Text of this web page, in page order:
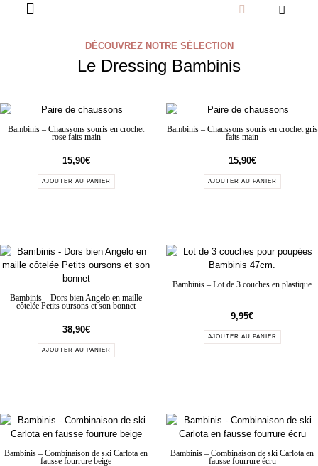
DÉCOUVREZ NOTRE SÉLECTION
Le Dressing Bambinis
Bambinis – Chaussons souris en crochet
rose faits main
15,90€
AJOUTER AU PANIER
Bambinis – Chaussons souris en crochet gris
faits main
15,90€
AJOUTER AU PANIER
Bambinis – Dors bien Angelo en maille
côtelée Petits oursons et son bonnet
38,90€
AJOUTER AU PANIER
Bambinis – Lot de 3 couches en plastique
9,95€
AJOUTER AU PANIER
Bambinis – Combinaison de ski Carlota en
fausse fourrure beige
Bambinis – Combinaison de ski Carlota en
fausse fourrure écru